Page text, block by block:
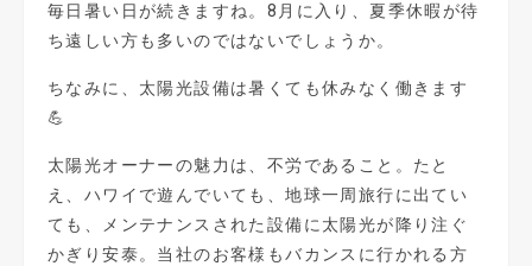
毎日暑い日が続きますね。 8 月に入り、夏季休暇が待
ち遠しい方も多いのではないでしょうか。
ちなみに、太陽光設備は暑くても休みなく働きます
💪
太陽光オーナーの魅力は、不労であること。たと
え、ハワイで遊んでいても、地球一周旅行に出てい
ても、メンテナンスされた設備に太陽光が降り注ぐ
かぎり安泰。当社のお客様もバカンスに行かれる方